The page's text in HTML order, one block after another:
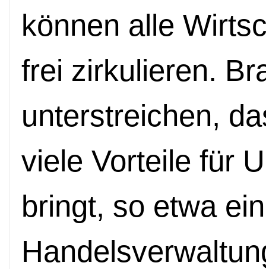
können alle
frei zirkulieren.
unterstreichen,
viele Vorteile für
bringt, so etwa